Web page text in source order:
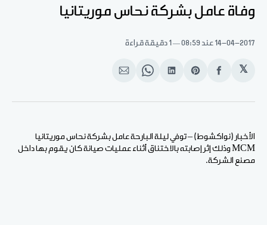
وفاة عامل بشركة نحاس موريتانيا
14-04-2017 عند 08:59 1 دقيقة قراءة
𝕏
انشر
الفيسبوك
Share
Pinterest
انشر
لينكد
Share
WhatsApp
انشر
الإيميل
الأخبار (نواكشوط) – توفي ليلة البارحة عامل بشركة نحاس موريتانيا
MCM وذلك إثر إصابته بالاختناق أثناء عمليات صيانة كان يقوم بها داخل
مصنع الشركة.